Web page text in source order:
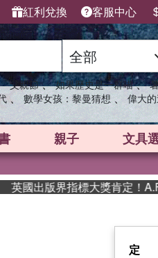
紅利兌換 客服中心
父親節 、 如果歷史是一群喵 、
、 數學女孩：黎曼猜想 、 偉大
親子 文具
出版界指標大獎肯定！A.F.
定